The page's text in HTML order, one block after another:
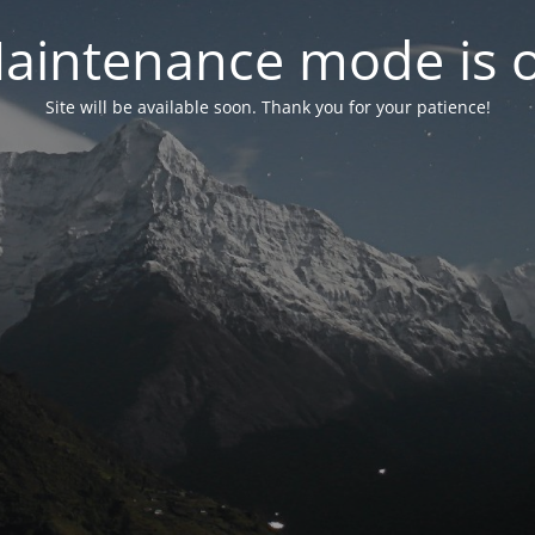
mode is
Site will be available soon. Thank you for your patience!